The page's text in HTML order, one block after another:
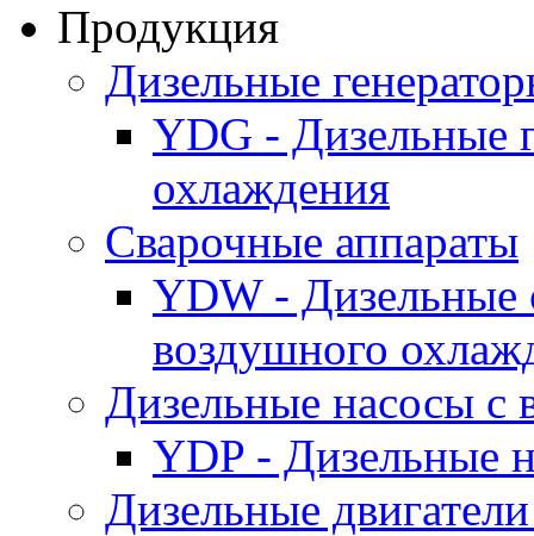
Продукция
Дизельные
YDG - Дизельные
охлаждения
Cварочные аппараты
YDW - Дизельные
воздушного
Дизельные насосы
YDP - Дизельные
Дизельные